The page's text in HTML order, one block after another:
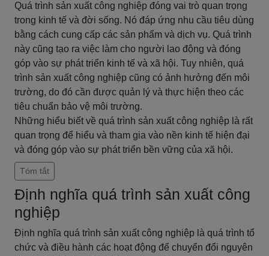
Quá trình sản xuất công nghiệp đóng vai trò quan trọng
trong kinh tế và đời sống. Nó đáp ứng nhu cầu tiêu dùng
bằng cách cung cấp các sản phẩm và dịch vụ. Quá trình
này cũng tạo ra việc làm cho người lao động và đóng
góp vào sự phát triển kinh tế và xã hội. Tuy nhiên, quá
trình sản xuất công nghiệp cũng có ảnh hưởng đến môi
trường, do đó cần được quản lý và thực hiện theo các
tiêu chuẩn bảo vệ môi trường.
Những hiểu biết về quá trình sản xuất công nghiệp là rất
quan trọng để hiểu và tham gia vào nền kinh tế hiện đại
và đóng góp vào sự phát triển bền vững của xã hội.
Tóm tắt
Định nghĩa quá trình sản xuất công
nghiệp
Định nghĩa quá trình sản xuất công nghiệp là quá trình tổ
chức và điều hành các hoạt động để chuyển đổi nguyên